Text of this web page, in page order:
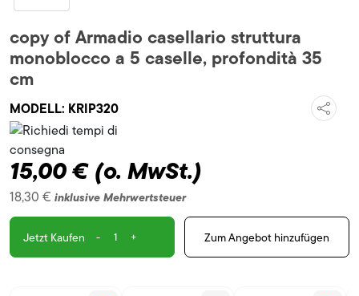
copy of Armadio casellario struttura
monoblocco a 5 caselle, profondità 35
cm
MODELL: KRIP320
15,00 € (o. MwSt.)
18,30 € inklusive Mehrwertsteuer
Jetzt Kaufen - + Zum Angebot hinzufügen